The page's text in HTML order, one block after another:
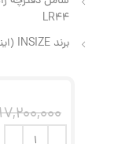
LR44
برند INSIZE (اینسایز)